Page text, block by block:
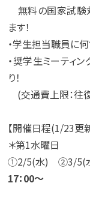
無料の国家試験
ます！
・学生担当職員に
・奨学生ミーティ
り！
(交通費上限：往
【開催日程(1/23更
＊第1水曜日
①2/5(水) ②3/5(
17：00～